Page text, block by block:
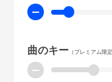
ー
曲のキー（プレミアム限定
ー